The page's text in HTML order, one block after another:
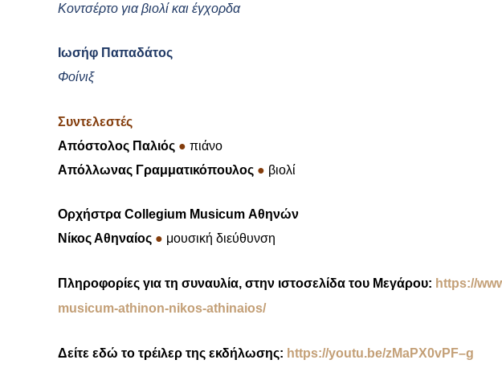
Κοντσέρτο για βιολί και έγχορδα
Ιωσήφ Παπαδάτος
Φοίνιξ
Συντελεστές
Απόστολος Παλιός ● πιάνο
Απόλλωνας Γραμματικόπουλος ● βιολί
Ορχήστρα Collegium Musicum Αθηνών
Νίκος Αθηναίος ● μουσική διεύθυνση
Πληροφορίες για τη συναυλία, στην ιστοσελίδα του Μεγάρου: https://
musicum-athinon-nikos-athinaios/
Δείτε εδώ το τρέιλερ της εκδήλωσης: https://youtu.be/zMaPX0vPF–g